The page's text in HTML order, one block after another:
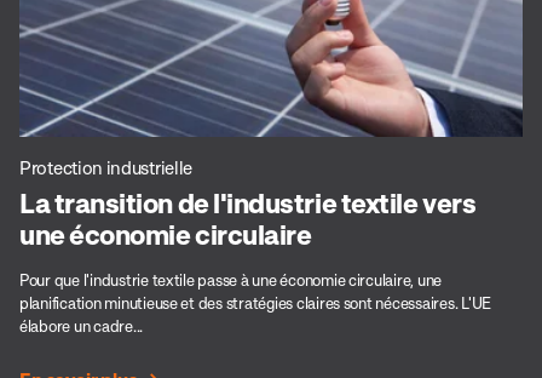
Protection industrielle
La transition de l'industrie textile vers
une économie circulaire
Pour que l'industrie textile passe à une économie circulaire, une
planification minutieuse et des stratégies claires sont nécessaires. L'UE
élabore un cadre...